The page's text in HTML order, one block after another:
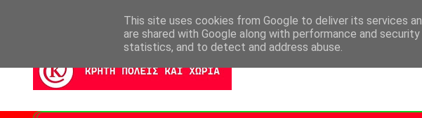
Νομός Λασιθίου Αγαπάμε Ρέθυμνο Επαρχία Μαλεβιζίου
This site uses cookies from Google to deliver its services
are shared with Google along with performance and
statistics, and to detect and address abuse.